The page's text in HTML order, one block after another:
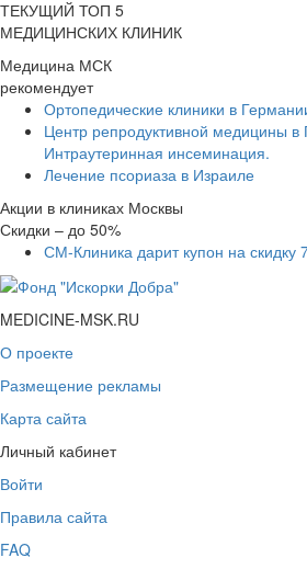
ТЕКУЩИЙ ТОП 5
МЕДИЦИНСКИХ КЛИНИК
Медицина МСК
рекомендует
Ортопедические клиники в
Центр репродуктивной медицины в
Интраутеринная инсеминация.
Лечение псориаза в Израиле
Акции в клиниках Москвы
Скидки – до 50%
СМ-Клиника дарит купон на скидку
MEDICINE-MSK.RU
О проекте
Размещение рекламы
Карта сайта
Личный кабинет
Войти
Правила сайта
FAQ